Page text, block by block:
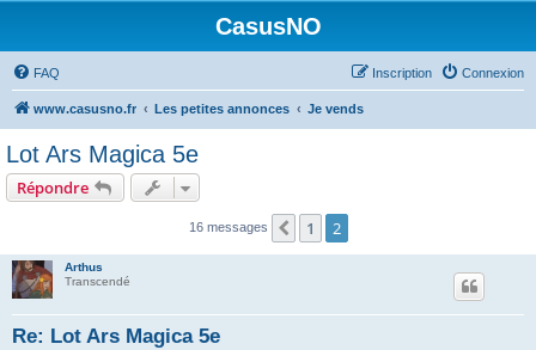
CasusNO
FAQ Connexion
Inscription
www.casusno.fr Les petites annonces Je vends
Lot Ars Magica 5e
Répondre
16 messages Précédent
1 2
Arthus
Transcendé
Re: Lot Ars Magica 5e